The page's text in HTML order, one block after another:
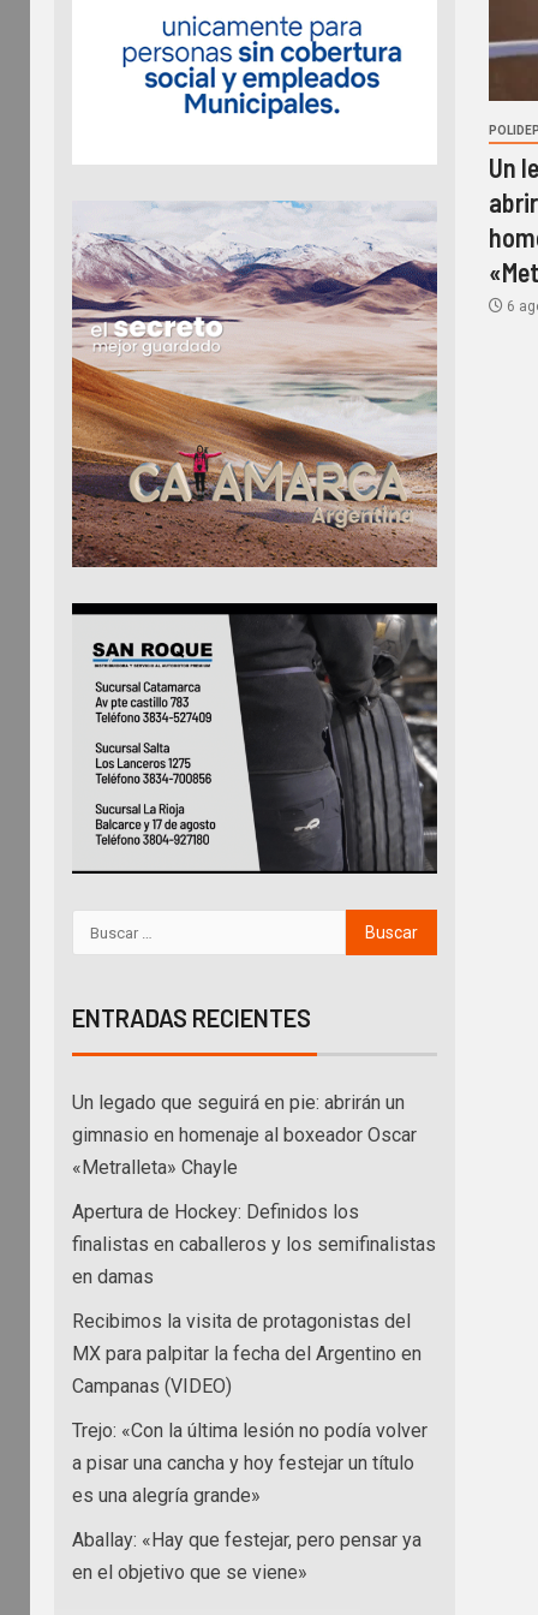
Un
6
ENTRADAS RECIENTES
Un legado que seguirá en pie: abrirán un
gimnasio en homenaje al boxeador Oscar
«Metralleta» Chayle
Apertura de Hockey: Definidos los
finalistas en caballeros y los semifinalistas
en damas
Recibimos la visita de protagonistas del
MX para palpitar la fecha del Argentino en
Campanas (VIDEO)
Trejo: «Con la última lesión no podía volver
a pisar una cancha y hoy festejar un título
es una alegría grande»
Aballay: «Hay que festejar, pero pensar ya
en el objetivo que se viene»